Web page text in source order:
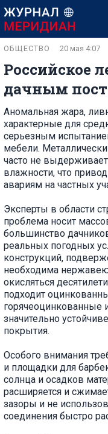
Российское
дачным
ОБЩЕСТВО 20 мая 4:07
Аномальная жара,
характерные для
серьезным
мебели.
часто не
влажности, что
авариям на частных
Эксперты в области
проблема носит
большинство
реальных погодных
конструкций,
необходима
окисляться
подходит
горячеоцинкованные
значительно
покрытия.
Особого внимания
и площадки для
солнца и осадков
расширяется и
зазоры и не
соединения быстро